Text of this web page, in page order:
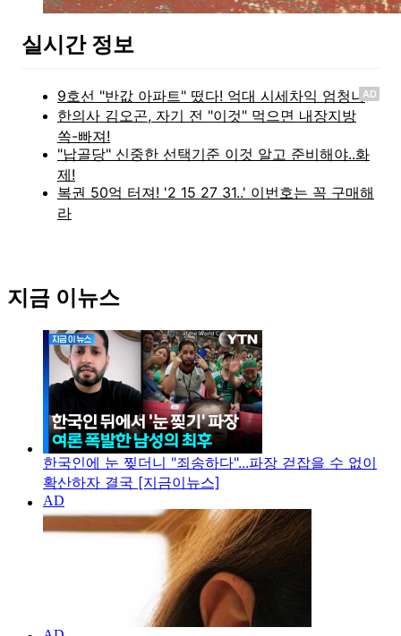
실시간 정보
AD
지금 이뉴스
한국인에 눈 찢더니 "죄송하다"...파장 걷잡을 수 없이
확산하자 결국 [지금이뉴스]